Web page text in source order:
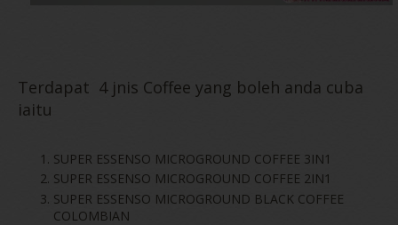
Terdapat 4 jnis Coffee yang boleh anda cuba
iaitu
SUPER ESSENSO MICROGROUND COFFEE 3IN1
SUPER ESSENSO MICROGROUND COFFEE 2IN1
SUPER ESSENSO MICROGROUND BLACK COFFEE
COLOMBIAN